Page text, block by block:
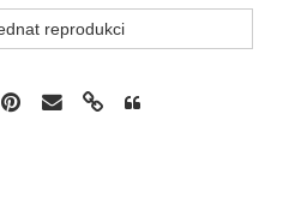
reprodukci